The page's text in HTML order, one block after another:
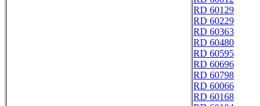
RD 60129
RD 60229
RD 60363
RD 60480
RD 60595
RD 60696
RD 60798
RD 60066
RD 60168